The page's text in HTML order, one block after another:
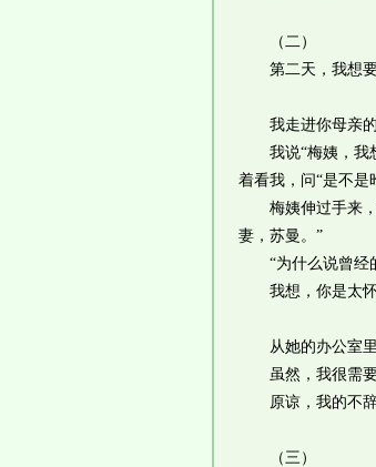
（二）
第二天，我想要
我走进你母亲的
我说“梅姨，我想
着看我，问“是不是
梅姨伸过手来，
妻，苏曼。”
“为什么说曾经的
我想，你是太怀
从她的办公室里
虽然，我很需要
原谅，我的不辞
（三）